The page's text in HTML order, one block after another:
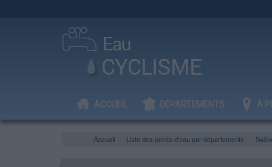
ACCUEIL DÉPARTEMENTS À
Accueil Liste des points d'eau par départements